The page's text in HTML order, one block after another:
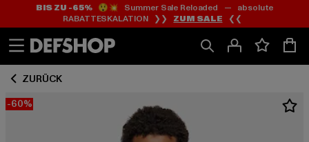
Zum
Inhalt
springen
Zum
Fußzeile
springen
BIS ZU -65%😲💥 Summer Sale Reloaded — absolute
RABATTESKALATION ❯❯ ZUM SALE ❮❮
ZURÜCK
-60%